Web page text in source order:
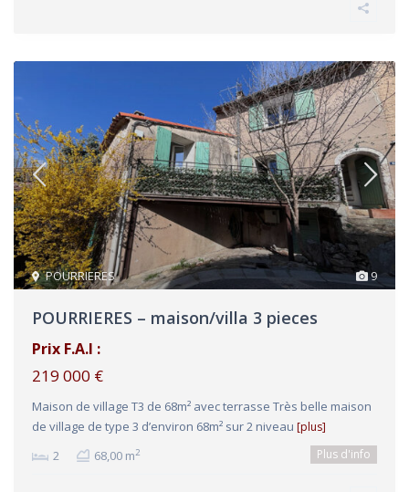
9
POURRIERES
POURRIERES – maison/villa 3 pieces
Prix F.A.I :
219 000 €
Maison de village T3 de 68m² avec terrasse Très belle maison
de village de type 3 d’environ 68m² sur 2 niveau [plus]
2 68,00 m2 Plus d'info